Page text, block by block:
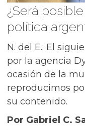
¿Será
política
N. del E.: El
por la agencia
ocasión de la
reproducimos
su contenido.
Por Gabriel C.